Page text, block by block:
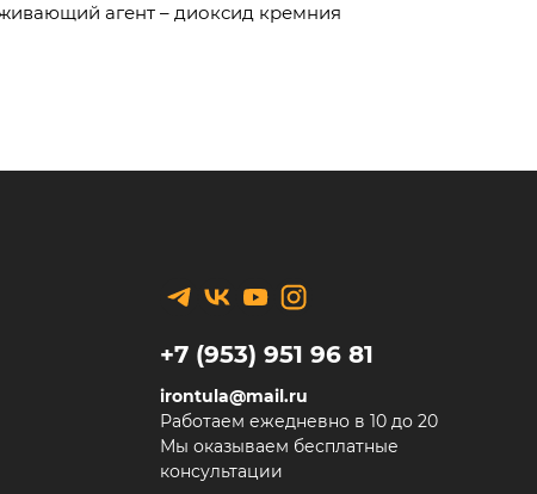
агент – диоксид кремния
+7 (953) 951 96 81
irontula@mail.ru
Работаем ежедневно в 10 до 20
Мы оказываем бесплатные
консультации